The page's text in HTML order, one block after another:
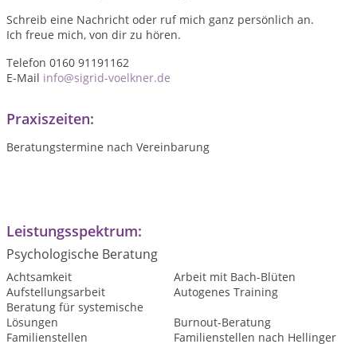
Schreib eine Nachricht oder ruf mich ganz persönlich an.
Ich freue mich, von dir zu hören.
Telefon 0160 91191162
E-Mail info@sigrid-voelkner.de
Praxiszeiten:
Beratungstermine nach Vereinbarung
Leistungsspektrum:
Psychologische Beratung
Achtsamkeit
Arbeit mit Bach-Blüten
Aufstellungsarbeit
Autogenes Training
Beratung für systemische
Lösungen
Burnout-Beratung
Familienstellen
Familienstellen nach Hellinger